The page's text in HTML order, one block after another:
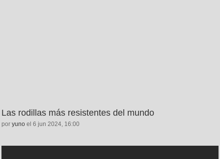
Las rodillas más resistentes del mundo
por yuno el 6 jun 2024, 16:00